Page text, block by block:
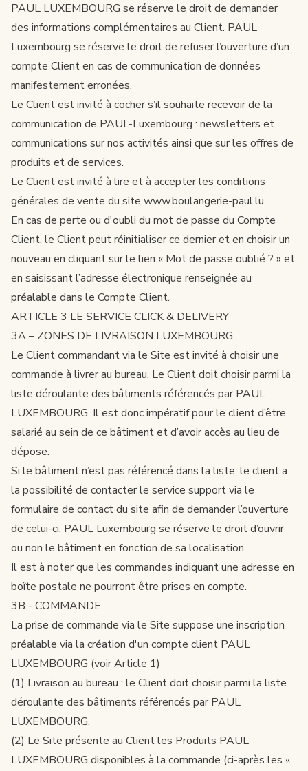
PAUL LUXEMBOURG se réserve le droit de demander
des informations complémentaires au Client. PAUL
Luxembourg se réserve le droit de refuser l’ouverture d’un
compte Client en cas de communication de données
manifestement erronées.
Le Client est invité à cocher s’il souhaite recevoir de la
communication de PAUL-Luxembourg : newsletters et
communications sur nos activités ainsi que sur les offres de
produits et de services.
Le Client est invité à lire et à accepter les conditions
générales de vente du site www.boulangerie-paul.lu.
En cas de perte ou d'oubli du mot de passe du Compte
Client, le Client peut réinitialiser ce dernier et en choisir un
nouveau en cliquant sur le lien « Mot de passe oublié ? » et
en saisissant l’adresse électronique renseignée au
préalable dans le Compte Client.
ARTICLE 3 LE SERVICE CLICK & DELIVERY
3A – ZONES DE LIVRAISON LUXEMBOURG
Le Client commandant via le Site est invité à choisir une
commande à livrer au bureau. Le Client doit choisir parmi la
liste déroulante des bâtiments référencés par PAUL
LUXEMBOURG. Il est donc impératif pour le client d’être
salarié au sein de ce bâtiment et d’avoir accès au lieu de
dépose.
Si le bâtiment n’est pas référencé dans la liste, le client a
la possibilité de contacter le service support via le
formulaire de contactdu site afin de demander l’ouverture
de celui-ci. PAUL Luxembourg se réserve le droit d’ouvrir
ou non le bâtiment en fonction de sa localisation.
Il est à noter que les commandes indiquant une adresse en
boîte postale ne pourront être prises en compte.
3B - COMMANDE
La prise de commande via le Site suppose une inscription
préalable via la création d'un compte client PAUL
LUXEMBOURG (voir Article 1)
(1) Livraison au bureau : le Client doit choisir parmi la liste
déroulante des bâtiments référencés par PAUL
LUXEMBOURG.
(2) Le Site présente au Client les Produits PAUL
LUXEMBOURG disponibles à la commande (ci-après les «